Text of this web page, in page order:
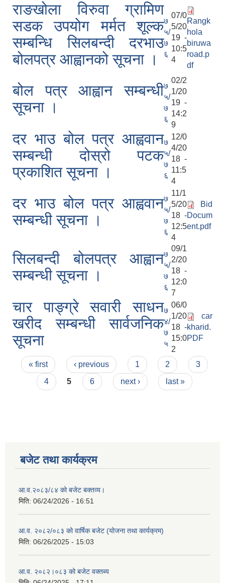
राङखोला विरुवा ग्रामिण
सडक उपयोग मर्मत शूल्क
सम्बन्धि सिलबन्दी दरभाउ
बोलपत्र आह्वानको सूचना ।
७
५/
७
६
07/0
5/20
19 -
10:5
4
Rangk
hola
biruwa
road.p
df
बोल पत्र आह्वान सम्बन्धी
सूचना ।
७
५/
७
६
02/2
1/20
19 -
14:2
9
दर भाउ बोल पत्र आह्ववान
सम्बन्धी दोस्रो पटक
प्रकाशित सूचना ।
७
५/
७
६
12/0
4/20
18 -
11:5
4
दर भाउ बोल पत्र आह्ववान
सम्बन्धी सूचना ।
७
५/
७
६
11/1
5/20
18 -
12:5
4
Bid
Docum
ent.pdf
सिलबन्दी बोलपत्र आह्वान
सम्बन्धी सूचना ।
७
५/
७
६
09/1
2/20
18 -
12:0
7
चार पाङ्ग्रे सवारी साधन
खरीद सम्बन्धी सार्वजनिक
सूचना
७
४/
७
५
06/0
1/20
18 -
15:0
2
car
kharid.
PDF
Pages
« first ‹ previous 1 2
3
4
5 6 next › last »
बजेट तथा कार्यक्रम
आ.व.२०८३/८४ को बजेट बक्तव्य।
मिति: 06/24/2026 - 16:51
आ.व. २०८२/०८३ को वार्षिक बजेट (योजना तथा कार्यक्रम)
मिति: 06/26/2025 - 15:03
आ.व. २०८२।०८३ को बजेट वक्तब्य